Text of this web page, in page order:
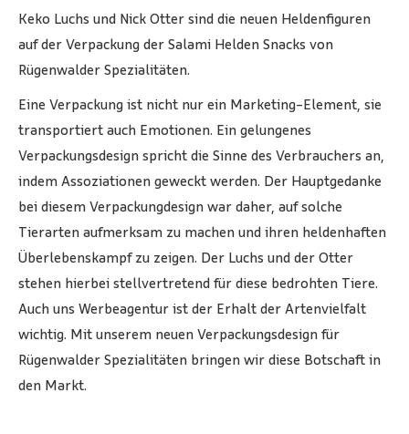
Keko Luchs und Nick Otter sind die neuen Heldenfiguren
auf der Verpackung der Salami Helden Snacks von
Rügenwalder Spezialitäten.
Eine Verpackung ist nicht nur ein Marketing-Element, sie
transportiert auch Emotionen. Ein gelungenes
Verpackungsdesign spricht die Sinne des Verbrauchers an,
indem Assoziationen geweckt werden. Der Hauptgedanke
bei diesem Verpackungdesign war daher, auf solche
Tierarten aufmerksam zu machen und ihren heldenhaften
Überlebenskampf zu zeigen. Der Luchs und der Otter
stehen hierbei stellvertretend für diese bedrohten Tiere.
Auch uns Werbeagentur ist der Erhalt der Artenvielfalt
wichtig. Mit unserem neuen Verpackungsdesign für
Rügenwalder Spezialitäten bringen wir diese Botschaft in
den Markt.